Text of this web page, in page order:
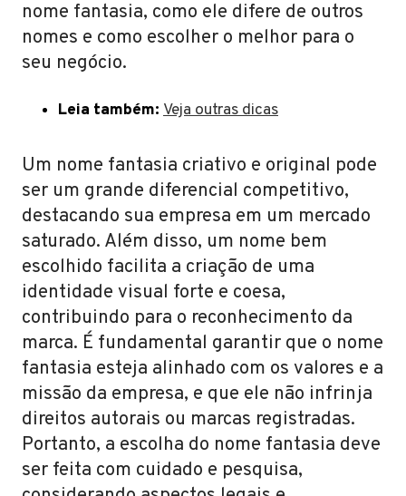
nome fantasia, como ele difere de outros
nomes e como escolher o melhor para o
seu negócio.
Leia também: Veja outras dicas
Um nome fantasia criativo e original pode
ser um grande diferencial competitivo,
destacando sua empresa em um mercado
saturado. Além disso, um nome bem
escolhido facilita a criação de uma
identidade visual forte e coesa,
contribuindo para o reconhecimento da
marca. É fundamental garantir que o nome
fantasia esteja alinhado com os valores e a
missão da empresa, e que ele não infrinja
direitos autorais ou marcas registradas.
Portanto, a escolha do nome fantasia deve
ser feita com cuidado e pesquisa,